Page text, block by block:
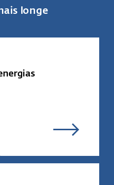
longe